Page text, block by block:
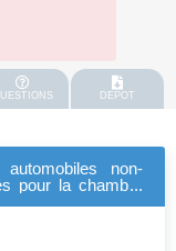
DEPOT
non-
pour la chambre